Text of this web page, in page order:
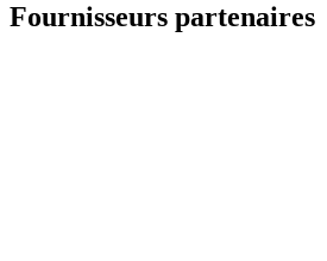
Fournisseurs partenaires